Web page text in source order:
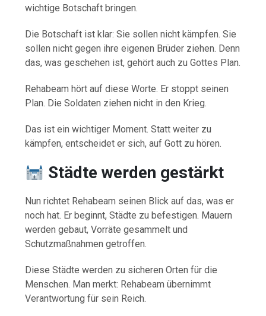
wichtige Botschaft bringen.
Die Botschaft ist klar: Sie sollen nicht kämpfen. Sie
sollen nicht gegen ihre eigenen Brüder ziehen. Denn
das, was geschehen ist, gehört auch zu Gottes Plan.
Rehabeam hört auf diese Worte. Er stoppt seinen
Plan. Die Soldaten ziehen nicht in den Krieg.
Das ist ein wichtiger Moment. Statt weiter zu
kämpfen, entscheidet er sich, auf Gott zu hören.
Städte werden gestärkt
Nun richtet Rehabeam seinen Blick auf das, was er
noch hat. Er beginnt, Städte zu befestigen. Mauern
werden gebaut, Vorräte gesammelt und
Schutzmaßnahmen getroffen.
Diese Städte werden zu sicheren Orten für die
Menschen. Man merkt: Rehabeam übernimmt
Verantwortung für sein Reich.